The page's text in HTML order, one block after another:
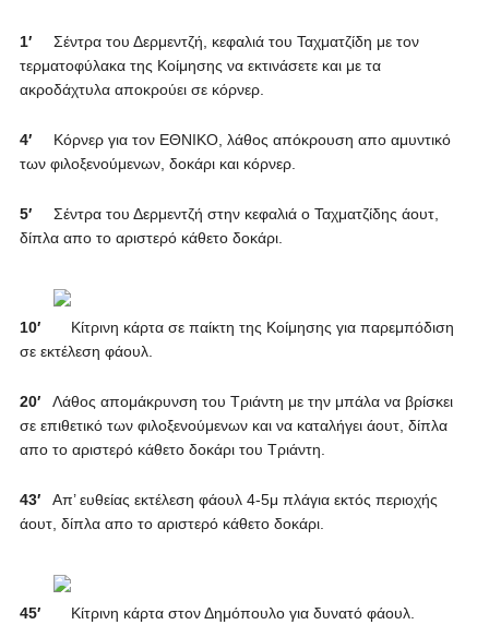
1′Σέντρα του Δερμεντζή, κεφαλιά του Ταχματζίδη με τον
τερματοφύλακα της Κοίμησης να εκτινάσετε και με τα
ακροδάχτυλα αποκρούει σε κόρνερ.
4′Κόρνερ για τον ΕΘΝΙΚΟ, λάθος απόκρουση απο αμυντικό
των φιλοξενούμενων, δοκάρι και κόρνερ.
5′Σέντρα του Δερμεντζή στην κεφαλιά ο Ταχματζίδης άουτ,
δίπλα απο το αριστερό κάθετο δοκάρι.
10′
Κίτρινη κάρτα σε παίκτη της Κοίμησης για παρεμπόδιση
σε εκτέλεση φάουλ.
20′Λάθος απομάκρυνση του Τριάντη με την μπάλα να βρίσκει
σε επιθετικό των φιλοξενούμενων και να καταλήγει άουτ, δίπλα
απο το αριστερό κάθετο δοκάρι του Τριάντη.
43′Απ’ ευθείας εκτέλεση φάουλ 4-5μ πλάγια εκτός περιοχής
άουτ, δίπλα απο το αριστερό κάθετο δοκάρι.
45′ Κίτρινη κάρτα στον Δημόπουλο για δυνατό φάουλ.